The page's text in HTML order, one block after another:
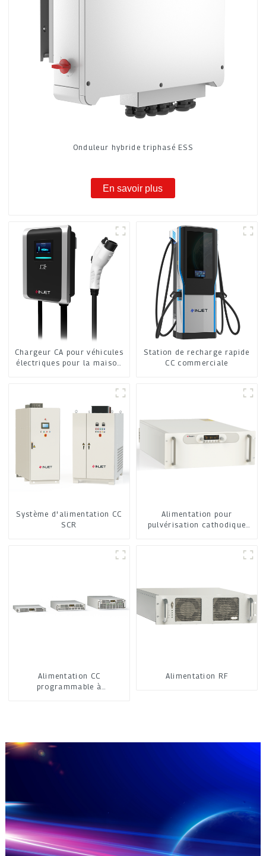
Onduleur hybride triphasé ESS
En savoir plus
Chargeur CA pour véhicules
électriques pour la maison
Station de recharge rapide
CC commerciale
Système d'alimentation CC
SCR
Alimentation pour
pulvérisation cathodique
Alimentation CC
programmable à
Alimentation RF